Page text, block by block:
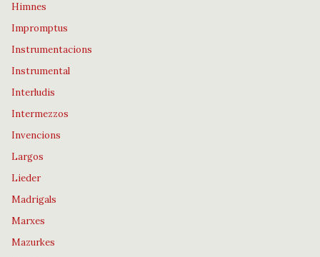
Himnes
Impromptus
Instrumentacions
Instrumental
Interludis
Intermezzos
Invencions
Largos
Lieder
Madrigals
Marxes
Mazurkes